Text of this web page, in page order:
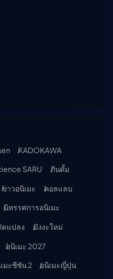
KADOKAWA
SARU
กันดั้ม
ข่าวอนิเมะ
คอลแลบ
นิทรรศการอนิเมะ
ดแปลง
มังงะใหม่
อนิเมะ 2027
มะซีซัน 2
อนิเมะญี่ปุ่น